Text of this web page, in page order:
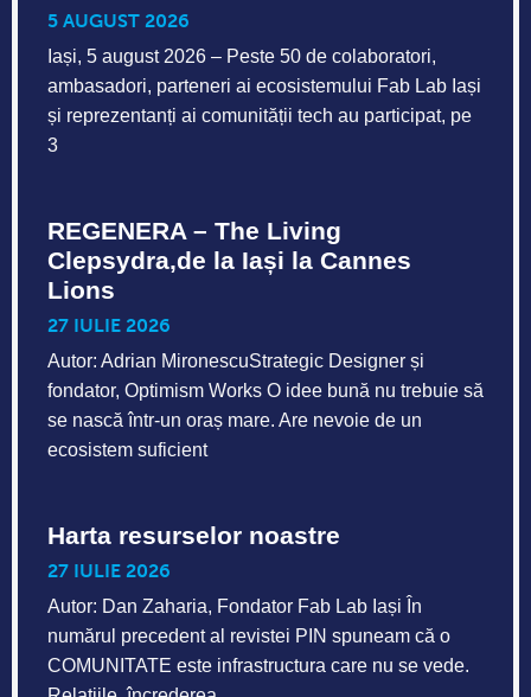
5 AUGUST 2026
Iași, 5 august 2026 – Peste 50 de colaboratori,
ambasadori, parteneri ai ecosistemului Fab Lab Iași
și reprezentanți ai comunității tech au participat, pe
3
REGENERA – The Living
Clepsydra,de la Iași la Cannes
Lions
27 IULIE 2026
Autor: Adrian MironescuStrategic Designer și
fondator, Optimism Works O idee bună nu trebuie să
se nască într-un oraș mare. Are nevoie de un
ecosistem suficient
Harta resurselor noastre
27 IULIE 2026
Autor: Dan Zaharia, Fondator Fab Lab Iași În
numărul precedent al revistei PIN spuneam că o
COMUNITATE este infrastructura care nu se vede.